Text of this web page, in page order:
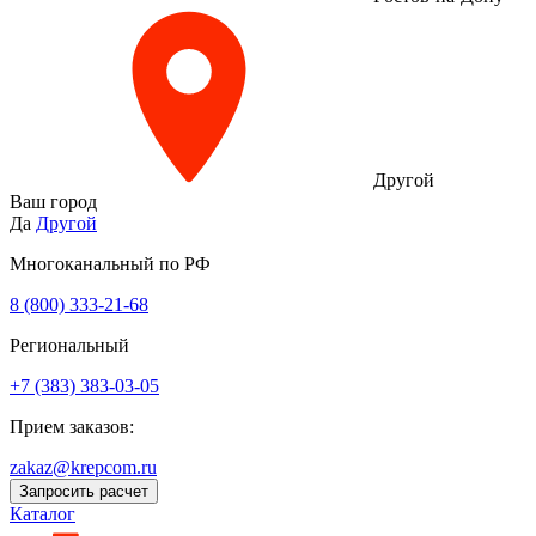
Другой
Ваш город
Да Другой
Многоканальный по РФ
8 (800) 333‑21-68
Региональный
+7 (383) 383-03-05
Прием заказов:
zakaz@krepcom.ru
Запросить расчет
Каталог